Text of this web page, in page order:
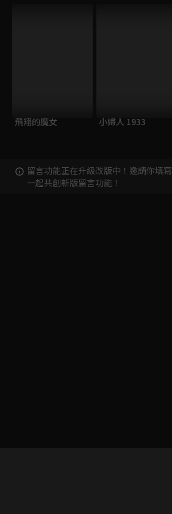
飛翔的魔女 小婦人 1933
留言功能正在升級改版中！邀請你填寫
一起共創新版留言功能！